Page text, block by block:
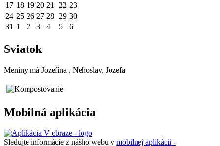
17 18 19 20 21 22 23
24 25 26 27 28 29 30
31 1 2 3 4 5 6
Sviatok
Meniny má Jozefína , Nehoslav, Jozefa
Mobilná aplikácia
Sledujte informácie z nášho webu v mobilnej aplikácii -